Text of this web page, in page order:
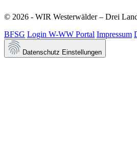
© 2026 - WIR Westerwälder – Drei
BFSG Login W-WW Portal Impressum
Datenschutz Einstellungen